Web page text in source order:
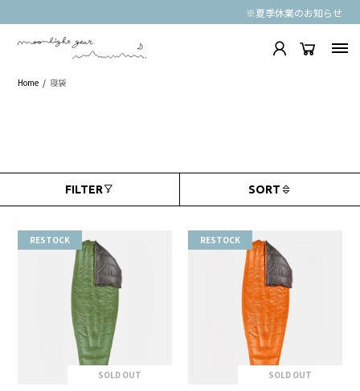
※夏季休業のお知らせ
Home 寝袋
FILTER SORT
RESTOCK
SOLD OUT
RESTOCK
SOLD OUT